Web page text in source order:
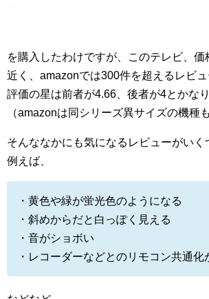
を購入したわけですが、このテレビ、価
近く、amazonでは300件を超えるレビュ
評価の星は前者が4.66、後者が4とかな
（amazonは同シリーズ異サイズの機種
そんななかにも気になるレビューがいく
例えば、
・黄色や緑が蛍光色のようになる
・斜めからだと白っぽく見える
・音がショボい
・レコーダーなどとのリモコン共通化